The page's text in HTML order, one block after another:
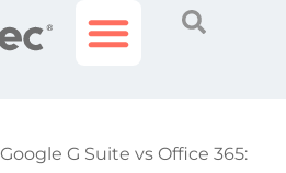
Google G Suite vs Office 365: